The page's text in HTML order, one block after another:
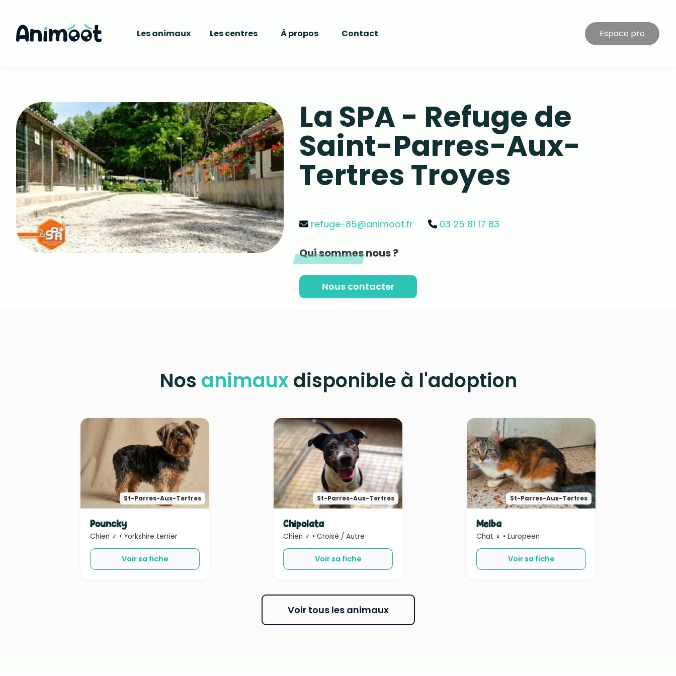
Les animaux Les centres À propos Contact Espace pro
La SPA - Refuge de
Saint-Parres-Aux-
Tertres Troyes
refuge-85@animoot.fr 03 25 81 17 83
Qui sommes nous ?
Nous contacter
Nos animaux disponible à l'adoption
St-Parres-Aux-Tertres
Pouncky
Chien ♂ • Yorkshire terrier
Voir sa fiche
St-Parres-Aux-Tertres
Chipolata
Chien ♂ • Croisé / Autre
Voir sa fiche
St-Parres-Aux-Tertres
Melba
Chat ♀ • Europeen
Voir sa fiche
Voir tous les animaux